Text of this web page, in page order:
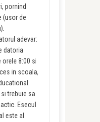
pornind
(usor de
adevar:
datoria
orele 8:00 si
in scoala,
trebuie sa
Esecul
este al